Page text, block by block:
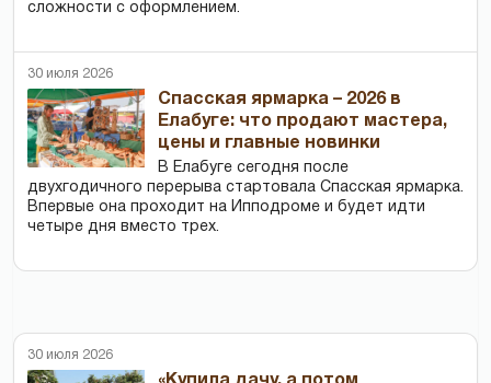
сложности с оформлением.
30 июля 2026
Спасская ярмарка – 2026 в
Елабуге: что продают мастера,
цены и главные новинки
В Елабуге сегодня после
двухгодичного перерыва стартовала Спасская ярмарка.
Впервые она проходит на Ипподроме и будет идти
четыре дня вместо трех.
30 июля 2026